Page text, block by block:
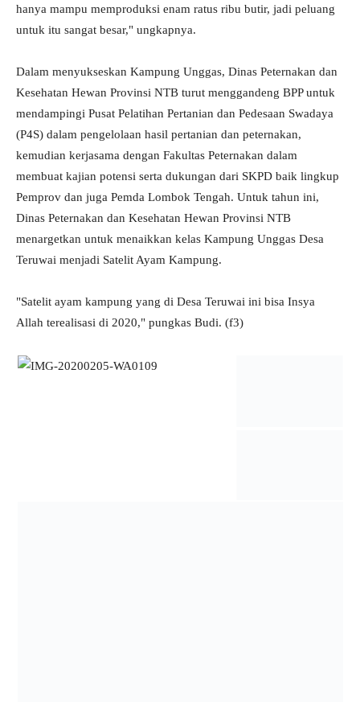
hanya mampu memproduksi enam ratus ribu butir, jadi peluang
untuk itu sangat besar," ungkapnya.
Dalam menyukseskan Kampung Unggas, Dinas Peternakan dan
Kesehatan Hewan Provinsi NTB turut menggandeng BPP untuk
mendampingi Pusat Pelatihan Pertanian dan Pedesaan Swadaya
(P4S) dalam pengelolaan hasil pertanian dan peternakan,
kemudian kerjasama dengan Fakultas Peternakan dalam
membuat kajian potensi serta dukungan dari SKPD baik lingkup
Pemprov dan juga Pemda Lombok Tengah. Untuk tahun ini,
Dinas Peternakan dan Kesehatan Hewan Provinsi NTB
menargetkan untuk menaikkan kelas Kampung Unggas Desa
Teruwai menjadi Satelit Ayam Kampung.
"Satelit ayam kampung yang di Desa Teruwai ini bisa Insya
Allah terealisasi di 2020," pungkas Budi. (f3)